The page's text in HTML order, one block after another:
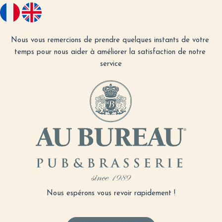
Nous vous remercions de prendre quelques instants de votre
temps pour nous aider à améliorer la satisfaction de notre
service
Nous espérons vous revoir rapidement !